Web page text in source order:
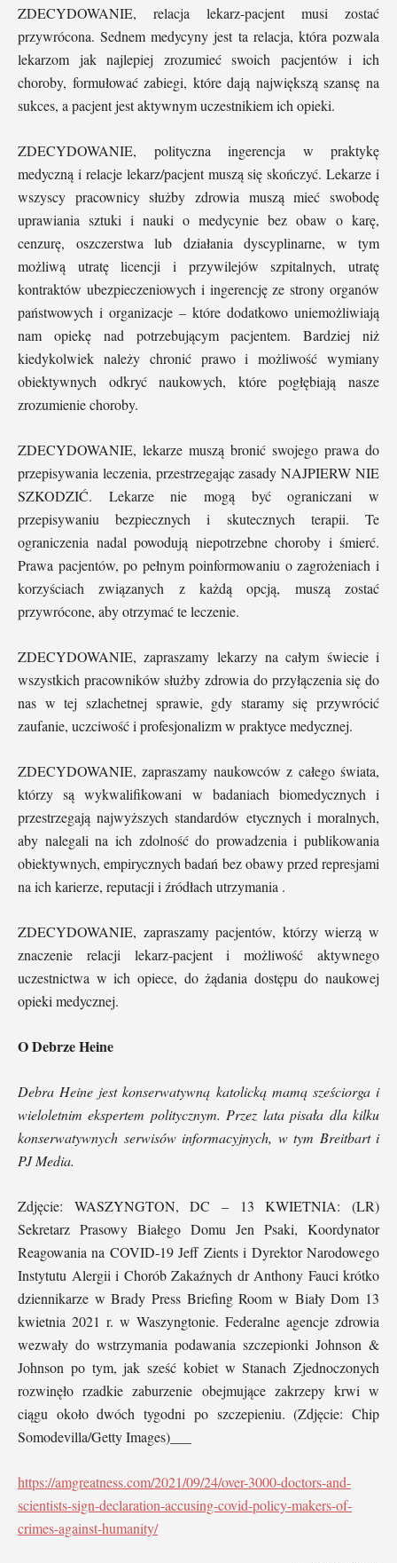
ZDECYDOWANIE, relacja lekarz-pacjent musi zostać
przywrócona. Sednem medycyny jest ta relacja, która pozwala
lekarzom jak najlepiej zrozumieć swoich pacjentów i ich
choroby, formułować zabiegi, które dają największą szansę na
sukces, a pacjent jest aktywnym uczestnikiem ich opieki.
ZDECYDOWANIE, polityczna ingerencja w praktykę
medyczną i relacje lekarz/pacjent muszą się skończyć. Lekarze i
wszyscy pracownicy służby zdrowia muszą mieć swobodę
uprawiania sztuki i nauki o medycynie bez obaw o karę,
cenzurę, oszczerstwa lub działania dyscyplinarne, w tym
możliwą utratę licencji i przywilejów szpitalnych, utratę
kontraktów ubezpieczeniowych i ingerencję ze strony organów
państwowych i organizacje – które dodatkowo uniemożliwiają
nam opiekę nad potrzebującym pacjentem. Bardziej niż
kiedykolwiek należy chronić prawo i możliwość wymiany
obiektywnych odkryć naukowych, które pogłębiają nasze
zrozumienie choroby.
ZDECYDOWANIE, lekarze muszą bronić swojego prawa do
przepisywania leczenia, przestrzegając zasady NAJPIERW NIE
SZKODZIĆ. Lekarze nie mogą być ograniczani w
przepisywaniu bezpiecznych i skutecznych terapii. Te
ograniczenia nadal powodują niepotrzebne choroby i śmierć.
Prawa pacjentów, po pełnym poinformowaniu o zagrożeniach i
korzyściach związanych z każdą opcją, muszą zostać
przywrócone, aby otrzymać te leczenie.
ZDECYDOWANIE, zapraszamy lekarzy na całym świecie i
wszystkich pracowników służby zdrowia do przyłączenia się do
nas w tej szlachetnej sprawie, gdy staramy się przywrócić
zaufanie, uczciwość i profesjonalizm w praktyce medycznej.
ZDECYDOWANIE, zapraszamy naukowców z całego świata,
którzy są wykwalifikowani w badaniach biomedycznych i
przestrzegają najwyższych standardów etycznych i moralnych,
aby nalegali na ich zdolność do prowadzenia i publikowania
obiektywnych, empirycznych badań bez obawy przed represjami
na ich karierze, reputacji i źródłach utrzymania .
ZDECYDOWANIE, zapraszamy pacjentów, którzy wierzą w
znaczenie relacji lekarz-pacjent i możliwość aktywnego
uczestnictwa w ich opiece, do żądania dostępu do naukowej
opieki medycznej.
O Debrze Heine
Debra Heine jest konserwatywną katolicką mamą sześciorga i
wieloletnim ekspertem politycznym. Przez lata pisała dla kilku
konserwatywnych serwisów informacyjnych, w tym Breitbart i
PJ Media.
Zdjęcie: WASZYNGTON, DC – 13 KWIETNIA: (LR)
Sekretarz Prasowy Białego Domu Jen Psaki, Koordynator
Reagowania na COVID-19 Jeff Zients i Dyrektor Narodowego
Instytutu Alergii i Chorób Zakaźnych dr Anthony Fauci krótko
dziennikarze w Brady Press Briefing Room w Biały Dom 13
kwietnia 2021 r. w Waszyngtonie. Federalne agencje zdrowia
wezwały do ​​wstrzymania podawania szczepionki Johnson &
Johnson po tym, jak sześć kobiet w Stanach Zjednoczonych
rozwinęło rzadkie zaburzenie obejmujące zakrzepy krwi w
ciągu około dwóch tygodni po szczepieniu. (Zdjęcie: Chip
Somodevilla/Getty Images)___
https://amgreatness.com/2021/09/24/over-3000-doctors-and-
scientists-sign-declaration-accusing-covid-policy-makers-of-
crimes-against-humanity/